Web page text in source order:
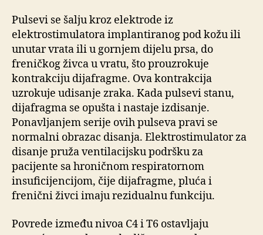
Pulsevi se šalju kroz elektrode iz
elektrostimulatora implantiranog pod kožu ili
unutar vrata ili u gornjem dijelu prsa, do
freničkog živca u vratu, što prouzrokuje
kontrakciju dijafragme. Ova kontrakcija
uzrokuje udisanje zraka. Kada pulsevi stanu,
dijafragma se opušta i nastaje izdisanje.
Ponavljanjem serije ovih pulseva pravi se
normalni obrazac disanja. Elektrostimulator za
disanje pruža ventilacijsku podršku za
pacijente sa hroničnom respiratornom
insuficijencijom, čije dijafragme, pluća i
frenični živci imaju rezidualnu funkciju.
Povrede između nivoa C4 i T6 ostavljaju